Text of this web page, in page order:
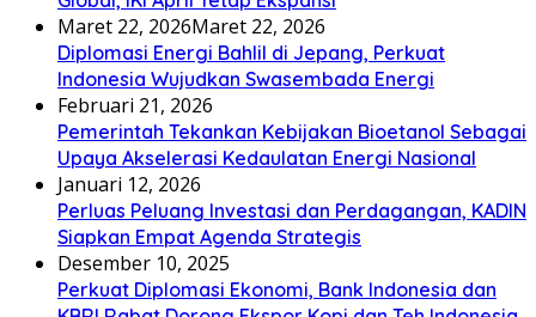
Maret 22, 2026Maret 22, 2026
Diplomasi Energi Bahlil di Jepang, Perkuat
Indonesia Wujudkan Swasembada Energi
Februari 21, 2026
Pemerintah Tekankan Kebijakan Bioetanol Sebagai
Upaya Akselerasi Kedaulatan Energi Nasional
Januari 12, 2026
Perluas Peluang Investasi dan Perdagangan, KADIN
Siapkan Empat Agenda Strategis
Desember 10, 2025
Perkuat Diplomasi Ekonomi, Bank Indonesia dan